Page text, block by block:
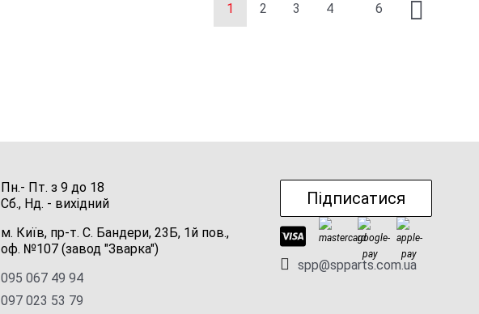
1 2 3 4 6
Пн.- Пт.з 9до 18
Сб., Нд. - вихідний
м. Київ, пр-т. С. Бандери, 23Б, 1й пов.,
оф. №107 (завод "Зварка")
095 067 49 94
097 023 53 79
Підписатися
spp@spparts.com.ua